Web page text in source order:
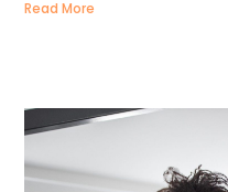
Read More